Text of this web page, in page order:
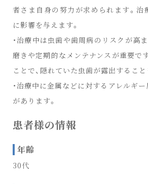
者さま自身の努力が求められます。治
に影響を与えます。
・治療中は虫歯や歯周病のリスクが高
磨きや定期的なメンテナンスが重要で
ことで、隠れていた虫歯が露出すること
・治療中に金属などに対するアレルギ
があります。
患者様の情報
年齢
30代